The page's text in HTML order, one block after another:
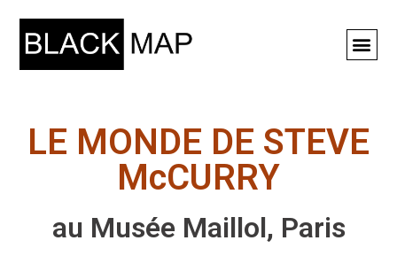
LE MONDE DE STEVE
McCURRY
au Musée Maillol, Paris